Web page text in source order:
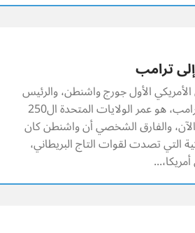
ترامب
الأمريكي الأول جورج واشنطن، والرئيس
السابع والأربعين دونالد ترامب، هو عمر الولايات المتحدة ال250
والفارق الشخصي أن واشنطن كان
التي تصدت لقوات التاج البريطاني،